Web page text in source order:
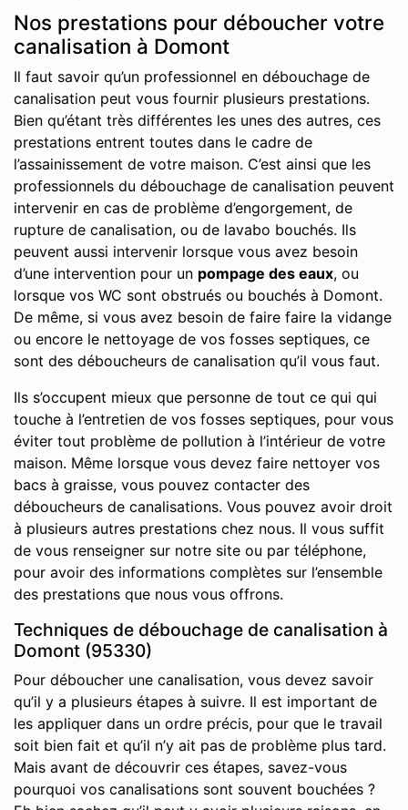
Nos prestations pour déboucher votre
canalisation à Domont
Il faut savoir qu’un professionnel en débouchage de
canalisation peut vous fournir plusieurs prestations.
Bien qu’étant très différentes les unes des autres, ces
prestations entrent toutes dans le cadre de
l’assainissement de votre maison. C’est ainsi que les
professionnels du débouchage de canalisation peuvent
intervenir en cas de problème d’engorgement, de
rupture de canalisation, ou de lavabo bouchés. Ils
peuvent aussi intervenir lorsque vous avez besoin
d’une intervention pour un pompage des eaux, ou
lorsque vos WC sont obstrués ou bouchés à Domont.
De même, si vous avez besoin de faire faire la vidange
ou encore le nettoyage de vos fosses septiques, ce
sont des déboucheurs de canalisation qu’il vous faut.
Ils s’occupent mieux que personne de tout ce qui qui
touche à l’entretien de vos fosses septiques, pour vous
éviter tout problème de pollution à l’intérieur de votre
maison. Même lorsque vous devez faire nettoyer vos
bacs à graisse, vous pouvez contacter des
déboucheurs de canalisations. Vous pouvez avoir droit
à plusieurs autres prestations chez nous. Il vous suffit
de vous renseigner sur notre site ou par téléphone,
pour avoir des informations complètes sur l’ensemble
des prestations que nous vous offrons.
Techniques de débouchage de canalisation à
Domont (95330)
Pour déboucher une canalisation, vous devez savoir
qu’il y a plusieurs étapes à suivre. Il est important de
les appliquer dans un ordre précis, pour que le travail
soit bien fait et qu’il n’y ait pas de problème plus tard.
Mais avant de découvrir ces étapes, savez-vous
pourquoi vos canalisations sont souvent bouchées ?